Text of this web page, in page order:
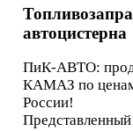
автоцистерна
ПиК-АВТО:
КАМАЗ по ценам
России!